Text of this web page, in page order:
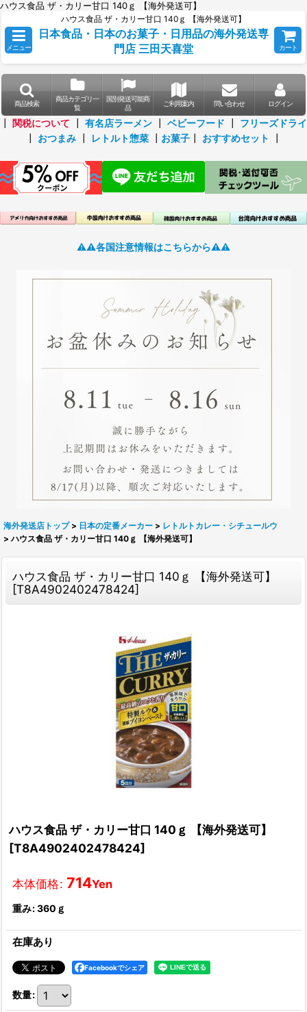
ハウス食品 ザ・カリー甘口 140ｇ 【海外発送可】
ハウス食品 ザ・カリー甘口 140ｇ 【海外発送可】
メニュー
日本食品・日本のお菓子・日用品の海外発送専
門店 三田天喜堂
カート
商品検索
商品カテゴリ一
覧
国別発送可能商
品
ご利用案内 問い合わせ ログイン
関税について 有名店ラーメン ベビーフード
フリーズドライ
おつまみ レトルト惣菜 お菓子 おすすめセット
⚠️⚠️各国注意情報はこちらから⚠️⚠️
海外発送店トップ > 日本の定番メーカー > レトルトカレー・シチュールウ
> ハウス食品 ザ・カリー甘口 140ｇ 【海外発送可】
ハウス食品 ザ・カリー甘口 140ｇ 【海外発送可】
[T8A4902402478424]
ハウス食品 ザ・カリー甘口 140ｇ 【海外発送可】
[T8A4902402478424]
本体価格: 714Yen
重み:360ｇ
在庫あり
Facebookでシェア
数量: